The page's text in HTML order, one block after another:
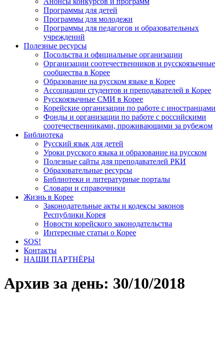
Программы для детей
Программы для молодежи
Программы для педагогов и образовательных
учреждений
Полезные ресурсы
Посольства и официальные организации
Организации соотечественников и русскоязычные
сообщества в Корее
Образование на русском языке в Корее
Ассоциации студентов и преподавателей в Корее
Русскоязычные СМИ в Корее
Корейские организации по работе с иностранцами
Фонды и организации по работе с российскими
соотечественниками, проживающими за рубежом
Библиотека
Русский язык для детей
Уроки русского языка и образование на русском
Полезные сайты для преподавателей РКИ
Образовательные ресурсы
Библиотеки и литературные порталы
Словари и справочники
Жизнь в Корее
Законодательные акты и кодексы законов
Республики Корея
Новости корейского законодательства
Интересные статьи о Корее
SOS!
Контакты
НАШИ ПАРТНЁРЫ
Архив за день: 30/10/2018